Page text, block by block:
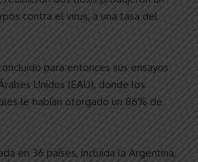
contra el virus, a una tasa del
para entonces sus ensayos
Unidos (EAU), donde los
le habían otorgado un 86% de
en 36 países, incluida la Argentina,